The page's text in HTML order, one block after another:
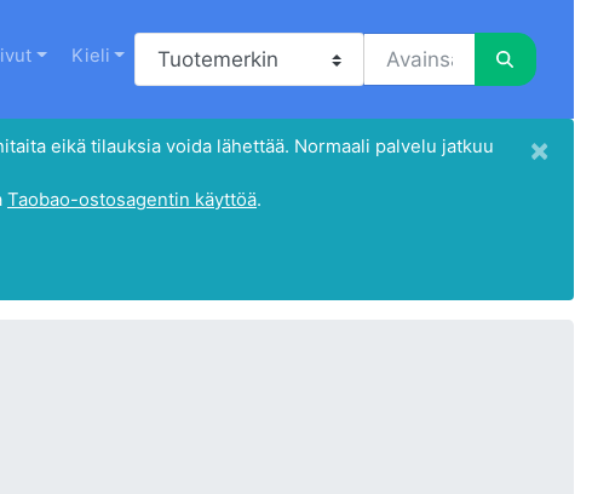
Kieli
eikä tilauksia voida lähettää. Normaali palvelu jatkuu
Taobao-ostosagentin käyttöä.
×